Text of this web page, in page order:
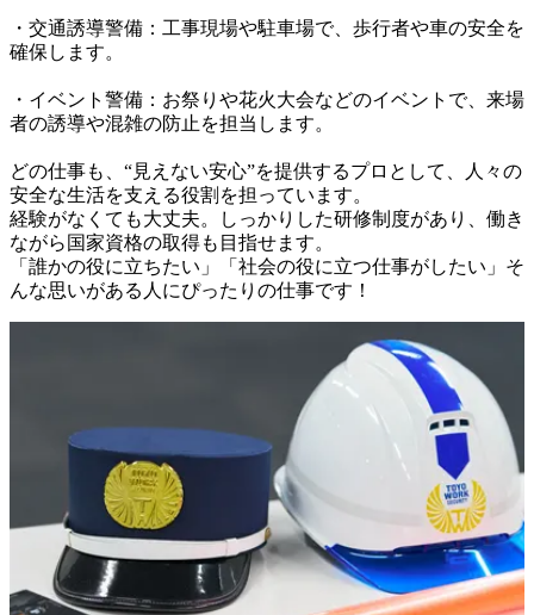
・交通誘導警備：工事現場や駐車場で、歩行者や車の安全を
確保します。
・イベント警備：お祭りや花火大会などのイベントで、来場
者の誘導や混雑の防止を担当します。
どの仕事も、“見えない安心”を提供するプロとして、人々の
安全な生活を支える役割を担っています。
経験がなくても大丈夫。しっかりした研修制度があり、働き
ながら国家資格の取得も目指せます。
「誰かの役に立ちたい」「社会の役に立つ仕事がしたい」そ
んな思いがある人にぴったりの仕事です！